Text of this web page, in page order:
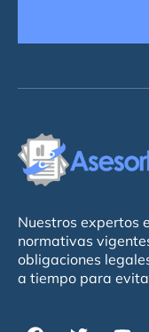
Nuestros expertos
normativas
obligaciones
a tiempo para